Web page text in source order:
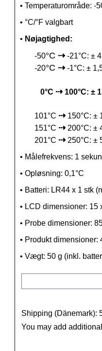
• Temperaturområde: -
• °C/°F valgbart
• Nøjagtighed :
-50°C ⇢ -21°C: ±
-20°C ⇢ -1°C: ±
0°C ⇢ 100°C: ±
101°C ⇢ 150°C: ±
151°C ⇢ 200°C: ±
201°C ⇢ 250°C: ±
• Målefrekvens: 1
• Opløsning: 0,1°C
• Batteri: LR44 x 1 stk
• LCD dimensioner: 15
• Probe dimensioner:
• Produkt dimensioner:
• Vægt: 50 g (inkl.
Shipping (Dänemark):
You may add